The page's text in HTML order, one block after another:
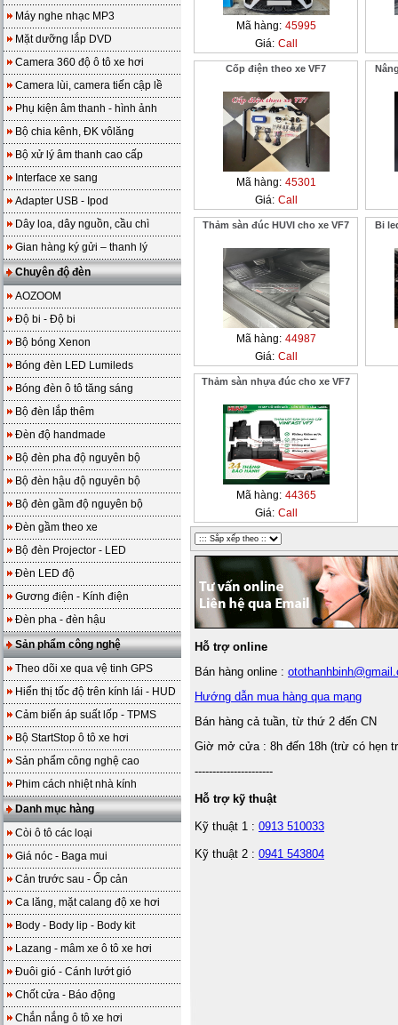
Máy nghe nhạc MP3
Mặt dưỡng lắp DVD
Camera 360 độ ô tô xe hơi
Camera lùi, camera tiến cập lề
Phụ kiện âm thanh - hình ảnh
Bộ chia kênh, ĐK vôlăng
Bộ xử lý âm thanh cao cấp
Interface xe sang
Adapter USB - Ipod
Dây loa, dây nguồn, cầu chì
Gian hàng ký gửi – thanh lý
Chuyên độ đèn
AOZOOM
Độ bi - Độ bi
Bộ bóng Xenon
Bóng đèn LED Lumileds
Bóng đèn ô tô tăng sáng
Bộ đèn lắp thêm
Đèn độ handmade
Bộ đèn pha độ nguyên bộ
Bộ đèn hậu độ nguyên bộ
Bộ đèn gầm độ nguyên bộ
Đèn gầm theo xe
Bộ đèn Projector - LED
Đèn LED độ
Gương điện - Kính điện
Đèn pha - đèn hậu
Sản phẩm công nghệ
Theo dõi xe qua vệ tinh GPS
Hiển thị tốc độ trên kính lái - HUD
Cảm biến áp suất lốp - TPMS
Bộ StartStop ô tô xe hơi
Sản phẩm công nghệ cao
Phim cách nhiệt nhà kính
Danh mục hàng
Còi ô tô các loại
Giá nóc - Baga mui
Cản trước sau - Ốp cản
Ca lăng, mặt calang độ xe hơi
Body - Body lip - Body kit
Lazang - mâm xe ô tô xe hơi
Đuôi gió - Cánh lướt gió
Chốt cửa - Báo động
Chắn nắng ô tô xe hơi
Mã hàng: 45995
Giá: Call
Cốp điện theo xe VF7
Mã hàng: 45301
Giá: Call
Thảm sàn đúc HUVI cho xe VF7
Mã hàng: 44987
Giá: Call
Bi
Thảm sàn nhựa đúc cho xe VF7
Mã hàng: 44365
Giá: Call
Hỗ trợ online
Bán hàng online :
Hướng dẫn mua hàng qua mạng
Bán hàng cả tuần, từ thứ 2 đến CN
Giờ mở cửa : 8h đến 18h (trừ có hẹn
----------------------
Hỗ trợ kỹ thuật
Kỹ thuật 1 : 0913 510033
Kỹ thuật 2 : 0941 543804